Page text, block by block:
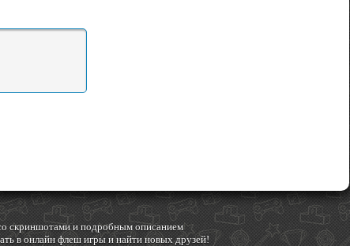
скриншотами и подробным описанием
в онлайн флеш игры и найти новых друзей!